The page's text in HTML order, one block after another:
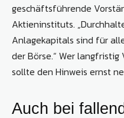
geschäftsführende
Aktieninstituts.
Anlagekapitals sind für
der Börse.“ Wer
sollte den Hinweis ernst
Auch bei